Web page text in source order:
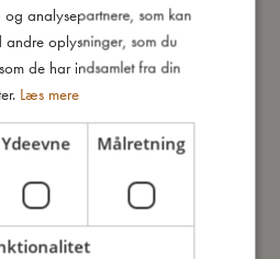
mindre rod.
illustrationer.
GERMAN
analysepartnere, som kan
andre oplysninger, som du
de har indsamlet fra din
Læs mere
Ydeevne Målretning